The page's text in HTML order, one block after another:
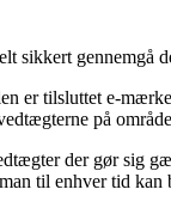
gennemgå
er tilsluttet e-
på
der gør sig
til enhver tid